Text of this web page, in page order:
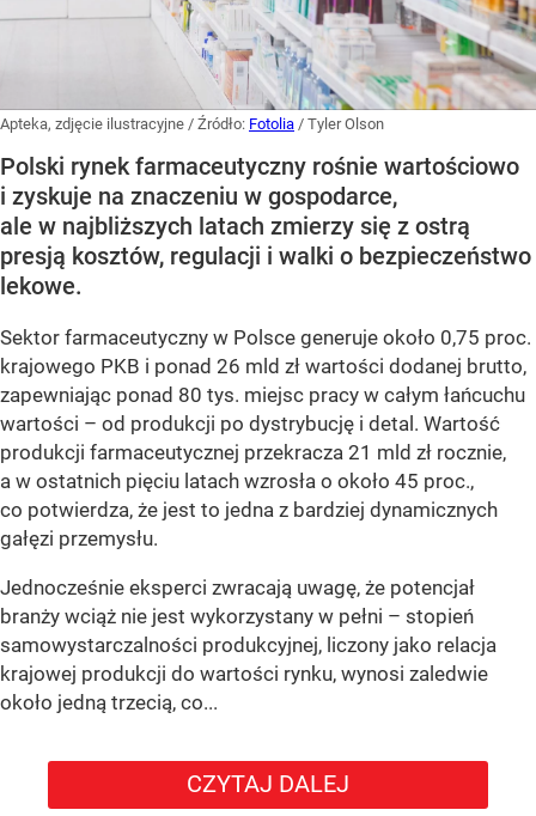
Apteka, zdjęcie ilustracyjne / Źródło: Fotolia / Tyler Olson
Polski rynek farmaceutyczny rośnie wartościowo
i zyskuje na znaczeniu w gospodarce,
ale w najbliższych latach zmierzy się z ostrą
presją kosztów, regulacji i walki o bezpieczeństwo
lekowe.
Sektor farmaceutyczny w Polsce generuje około 0,75 proc.
krajowego PKB i ponad 26 mld zł wartości dodanej brutto,
zapewniając ponad 80 tys. miejsc pracy w całym łańcuchu
wartości – od produkcji po dystrybucję i detal. Wartość
produkcji farmaceutycznej przekracza 21 mld zł rocznie,
a w ostatnich pięciu latach wzrosła o około 45 proc.,
co potwierdza, że jest to jedna z bardziej dynamicznych
gałęzi przemysłu.
Jednocześnie eksperci zwracają uwagę, że potencjał
branży wciąż nie jest wykorzystany w pełni – stopień
samowystarczalności produkcyjnej, liczony jako relacja
krajowej produkcji do wartości rynku, wynosi zaledwie
około jedną trzecią, co...
CZYTAJ DALEJ